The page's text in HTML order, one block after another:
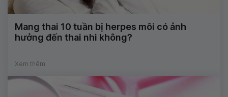
Mang thai 10 tuần bị herpes môi có ảnh
hưởng đến thai nhi không?
Xem thêm